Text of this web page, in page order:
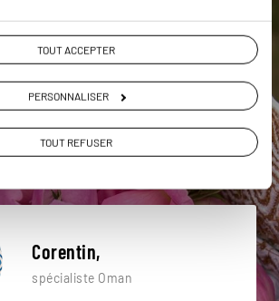
TOUT ACCEPTER
PERSONNALISER
TOUT REFUSER
Sink hole
Birkat al Mouz Désert
d'Al Hoota Al Hamra
Corentin,
spécialiste Oman